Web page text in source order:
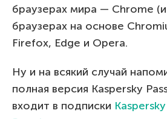
браузерах мира — Chrome
браузерах на основе
Firefox, Edge и Opera.
Ну и на всякий случай
полная версия Kaspersky
входит в подписки